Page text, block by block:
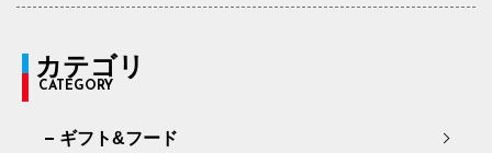
カテゴリ
CATEGORY
ギフト&フード